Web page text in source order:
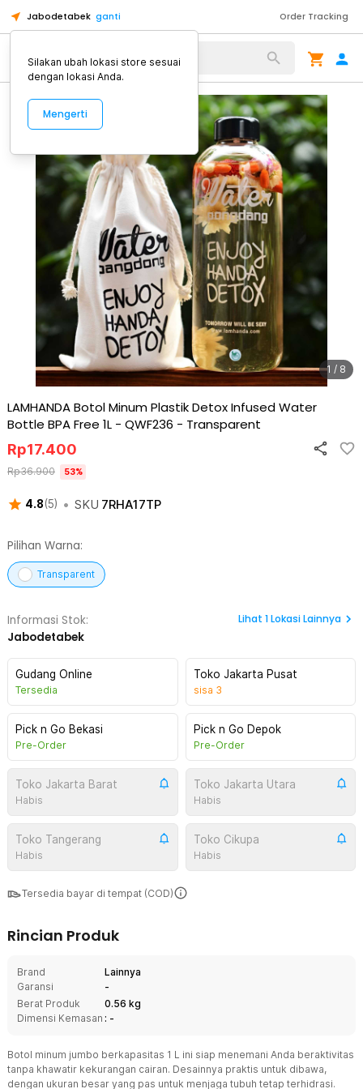
Jabodetabek ganti Order Tracking
Alat Kopi
1 / 8
LAMHANDA Botol Minum Plastik Detox Infused Water
Bottle BPA Free 1L - QWF236 - Transparent
4.8(5) • SKU 7RHA17TP
Rp17.400
Rp36.900 53%
Pilihan Warna:
Transparent
Informasi Stok:
Jabodetabek
Lihat 1Lokasi Lainnya
Gudang Online
Tersedia
Toko Jakarta Pusat
sisa 3
Pick n Go Bekasi
Pre-Order
Pick n Go Depok
Pre-Order
Toko Jakarta Barat
Habis
Toko Jakarta Utara
Habis
Toko Tangerang
Habis
Toko Cikupa
Habis
Tersedia bayar di tempat (COD)
Rincian Produk
Brand
Lainnya
Garansi
-
Berat Produk
0.56 kg
Dimensi Kemasan : -
Botol minum jumbo berkapasitas 1 L ini siap menemani Anda beraktivitas
tanpa khawatir kekurangan cairan. Desainnya praktis untuk dibawa,
dengan ukuran besar yang pas untuk menjaga tubuh tetap terhidrasi.
Silakan ubah lokasi store sesuai
dengan lokasi Anda.
Mengerti